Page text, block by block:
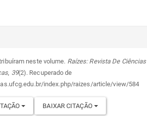
neste volume. Raízes: Revista De Ciências
, 39(2). Recuperado de
index.php/raizes/article/view/584
BAIXAR CITAÇÃO